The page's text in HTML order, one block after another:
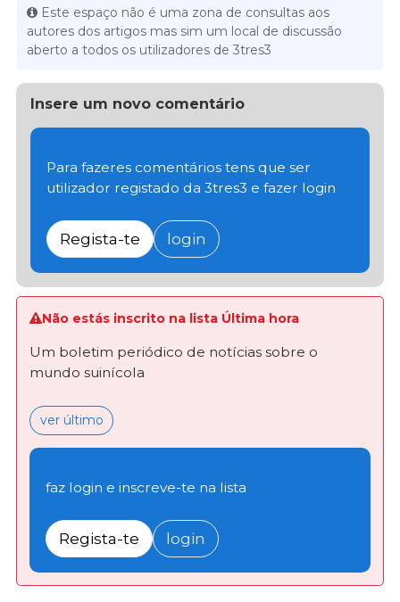
Este espaço não é uma zona de consultas aos
autores dos artigos mas sim um local de discussão
aberto a todos os utilizadores de 3tres3
Insere um novo comentário
Para fazeres comentários tens que ser
utilizador registado da 3tres3 e fazer login
Regista-te login
Não estás inscrito na lista Última hora
Um boletim periódico de notícias sobre o
mundo suinícola
ver último
faz login e inscreve-te na lista
Regista-te login